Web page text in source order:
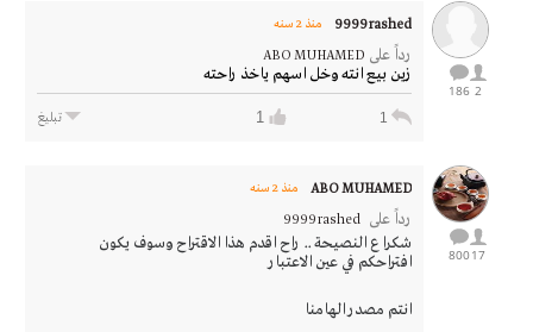
2
186
9999rashed منذ 2 سنه
رداً على ABO MUHAMED
زين بيع انته وخل اسهم ياخذ راحته
1
1 تبليغ
17
800
ABO MUHAMED منذ 2 سنه
رداً على 9999rashed
شكرا ع النصيحة .. راح اقدم هذا الاقتراح وسوف يكون
افتراحكم في عين الاعتبار
انتم مصدر الهامنا